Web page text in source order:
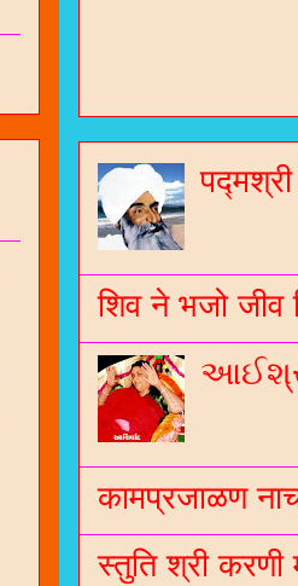
शिव ने भजो जीव
कामप्रजाळण
स्तुति श्री करणी